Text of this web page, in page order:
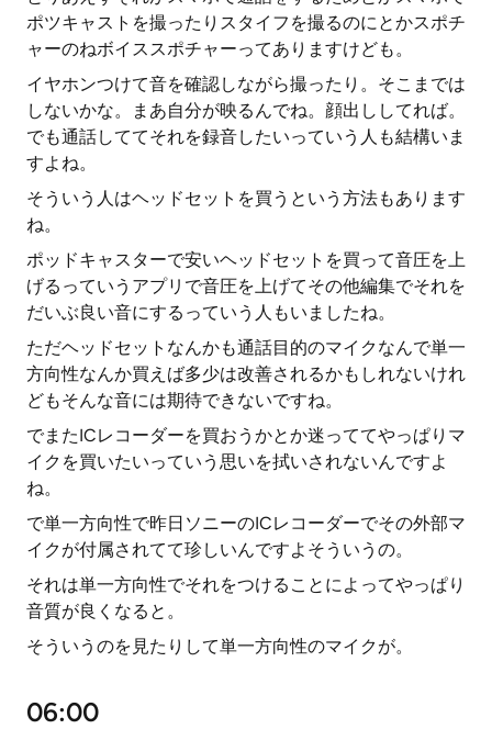
ポツキャストを撮ったりスタイフを撮るのにとかスポチ
ャーのねボイススポチャーってありますけども。
イヤホンつけて音を確認しながら撮ったり。そこまでは
しないかな。まあ自分が映るんでね。顔出ししてれば。
でも通話しててそれを録音したいっていう人も結構いま
すよね。
そういう人はヘッドセットを買うという方法もあります
ね。
ポッドキャスターで安いヘッドセットを買って音圧を上
げるっていうアプリで音圧を上げてその他編集でそれを
だいぶ良い音にするっていう人もいましたね。
ただヘッドセットなんかも通話目的のマイクなんで単一
方向性なんか買えば多少は改善されるかもしれないけれ
どもそんな音には期待できないですね。
でまたICレコーダーを買おうかとか迷っててやっぱりマ
イクを買いたいっていう思いを拭いされないんですよ
ね。
で単一方向性で昨日ソニーのICレコーダーでその外部マ
イクが付属されてて珍しいんですよそういうの。
それは単一方向性でそれをつけることによってやっぱり
音質が良くなると。
そういうのを見たりして単一方向性のマイクが。
06:00